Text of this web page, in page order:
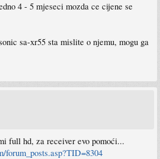
4 - 5 mjeseci mozda ce cijene se
sa-xr55 sta mislite o njemu, mogu ga
full hd, za receiver evo pomoći...